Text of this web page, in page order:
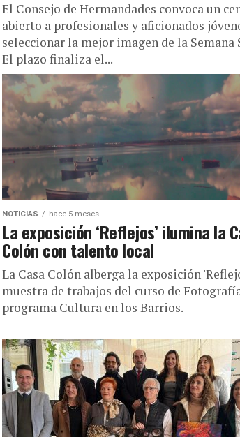
El Consejo de Hermandades convoca un
abierto a profesionales y aficionados
seleccionar la mejor imagen de la Semana
El plazo finaliza el...
NOTICIAS hace 5 meses
La exposición ‘Reflejos’ ilumina la
Colón con talento local
La Casa Colón alberga la exposición
muestra de trabajos del curso de
programa Cultura en los Barrios.